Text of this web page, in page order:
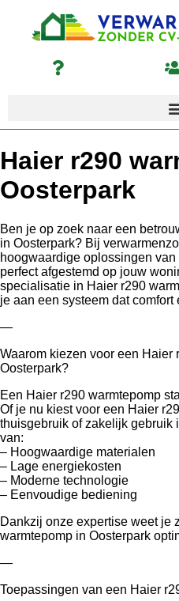
Haier r290
Oosterpark
Ben je op zoek naar een
in Oosterpark? Bij
hoogwaardige oplossingen
perfect afgestemd op jouw
specialisatie in Haier r290
je aan een systeem dat
—
Waarom kiezen voor een Haier
Oosterpark?
Een Haier r290 warmtepomp
Of je nu kiest voor een Haier
thuisgebruik of zakelijk gebruik
van:
– Hoogwaardige materialen
– Lage energiekosten
– Moderne technologie
– Eenvoudige bediening
Dankzij onze expertise weet je
warmtepomp in Oosterpark
—
Toepassingen van een Haier